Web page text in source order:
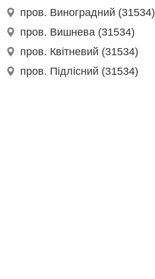
пров. Виноградний (31534)
пров. Вишнева (31534)
пров. Квітневий (31534)
пров. Підлісний (31534)